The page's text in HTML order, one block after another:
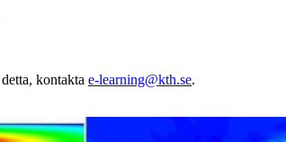
kontakta e-learning@kth.se.